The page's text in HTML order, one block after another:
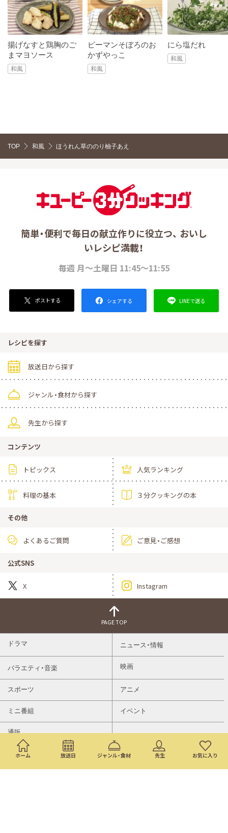
ホーム 放送日 ジャンル・食材 先生 お気に入り
揚げなすと鶏胸のご
まマヨソース
和風
ピーマンそぼろのお
かずやっこ
和風
にら塩だれ
和風
TOP 和風 ほうれん草ののり柚子あえ
簡単・便利で毎日の献立作りに役立つ、 おいし
いレシピ満載！
毎週 月～土曜日 11:45～11:55
ポストする シェアする LINEで送る
レシピを探す
放送日から探す
ジャンル・食材から探す
先生から探す
コンテンツ
トピックス 人気ランキング
料理の基本 ３分クッキングの本
その他
よくあるご質問 ご意見・ご感想
公式SNS
X Instagram
PAGE TOP
ドラマ ニュース・情報
バラエティ・音楽 映画
スポーツ アニメ
ミニ番組 イベント
通販